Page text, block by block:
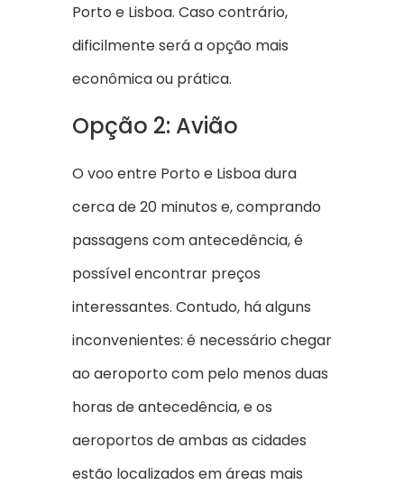
Porto e Lisboa. Caso contrário,
dificilmente será a opção mais
econômica ou prática.
Opção 2: Avião
O voo entre Porto e Lisboa dura
cerca de 20 minutos e, comprando
passagens com antecedência, é
possível encontrar preços
interessantes. Contudo, há alguns
inconvenientes: é necessário chegar
ao aeroporto com pelo menos duas
horas de antecedência, e os
aeroportos de ambas as cidades
estão localizados em áreas mais